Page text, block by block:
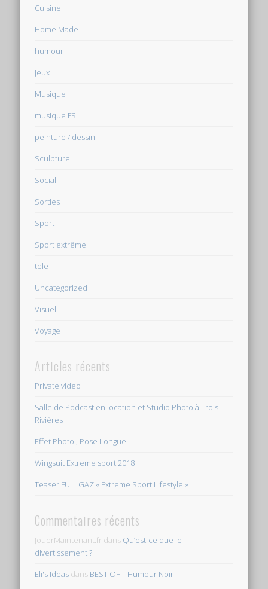
Cuisine
Home Made
humour
Jeux
Musique
musique FR
peinture / dessin
Sculpture
Social
Sorties
Sport
Sport extrême
tele
Uncategorized
Visuel
Voyage
Articles récents
Private video
Salle de Podcast en location et Studio Photo à Trois-
Rivières
Effet Photo , Pose Longue
Wingsuit Extreme sport 2018
Teaser FULLGAZ « Extreme Sport Lifestyle »
Commentaires récents
JouerMaintenant.fr dans Qu’est-ce que le
divertissement ?
Eli's Ideas dans BEST OF – Humour Noir